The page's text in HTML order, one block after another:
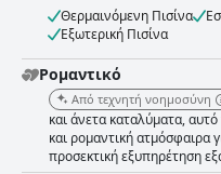
Θερμαινόμενη Πισίνα
Εξωτερική Πισίνα
Ρομαντικό
Από τεχνητή νοημοσύνη
και άνετα καταλύματα,
και ρομαντική ατμόσφαιρα
προσεκτική εξυπηρέτηση